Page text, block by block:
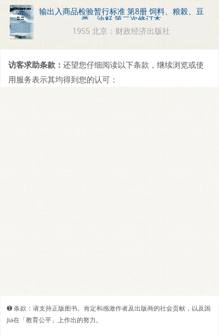
输出入商品检验暂行标准 第8册 饲料、粮榖、豆
类、油籽 第二次修订本
1955 北京：财政经济出版社
访客求助条款： 还望您仔细阅读以下条款，继续浏览或使
用服务表示其均得到您的认可：
➊️ 条款：请支持正版图书。肯定和感激作者及出版商的社会贡献，以及国
Jia在「教育公平」上作出的努力。